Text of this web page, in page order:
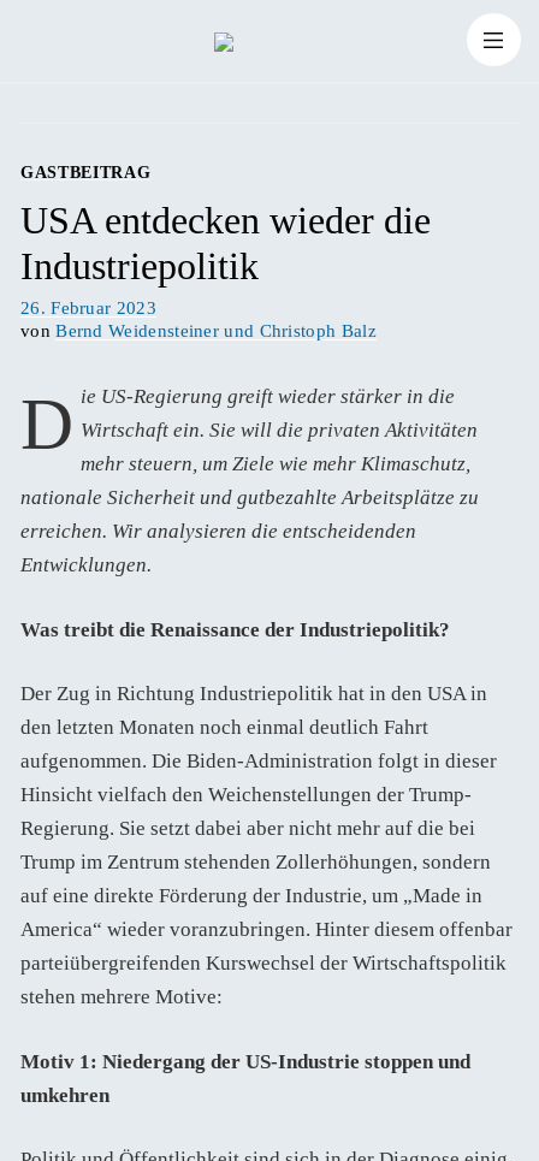
springen
GASTBEITRAG
USA entdecken wieder die
Industriepolitik
Veröffentlicht
am
26. Februar 2023
vonBernd Weidensteiner und Christoph Balz
Die US-Regierung greift wieder stärker in die Wirtschaft ein. Sie will die privaten Aktivitäten
mehr steuern, um Ziele wie mehr Klimaschutz,
nationale Sicherheit und gutbezahlte Arbeitsplätze zu
erreichen. Wir analysieren die entscheidenden
Entwicklungen.
Was treibt die Renaissance der Industriepolitik?
Der Zug in Richtung Industriepolitik hat in den USA in
den letzten Monaten noch einmal deutlich Fahrt
aufgenommen. Die Biden-Administration folgt in dieser
Hinsicht vielfach den Weichenstellungen der Trump-
Regierung. Sie setzt dabei aber nicht mehr auf die bei
Trump im Zentrum stehenden Zollerhöhungen, sondern
auf eine direkte Förderung der Industrie, um „Made in
America“ wieder voranzubringen. Hinter diesem offenbar
parteiübergreifenden Kurswechsel der Wirtschaftspolitik
stehen mehrere Motive:
Motiv 1: Niedergang der US-Industrie stoppen und
umkehren